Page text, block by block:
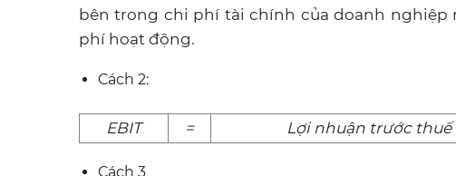
bên trong chi phí tài chính của doanh nghiệp
phí hoạt động.
Cách 2:
EBIT = Lợi nhuận trước thuế
Cách 3